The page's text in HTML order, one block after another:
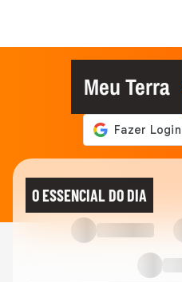
Meu Terra
O ESSENCIAL DO DIA